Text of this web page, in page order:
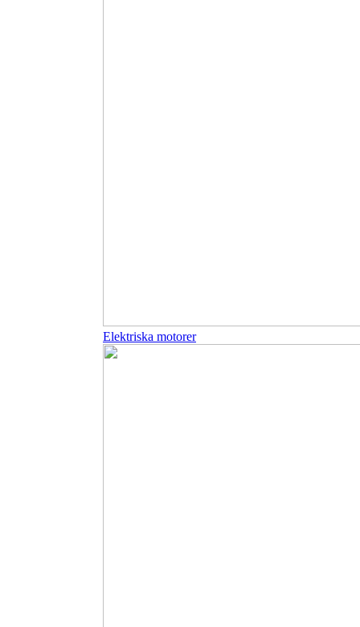
Elektriska motorer